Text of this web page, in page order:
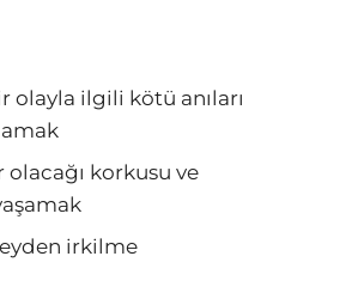
olayla ilgili kötü anıları
olacağı korkusu ve
irkilme